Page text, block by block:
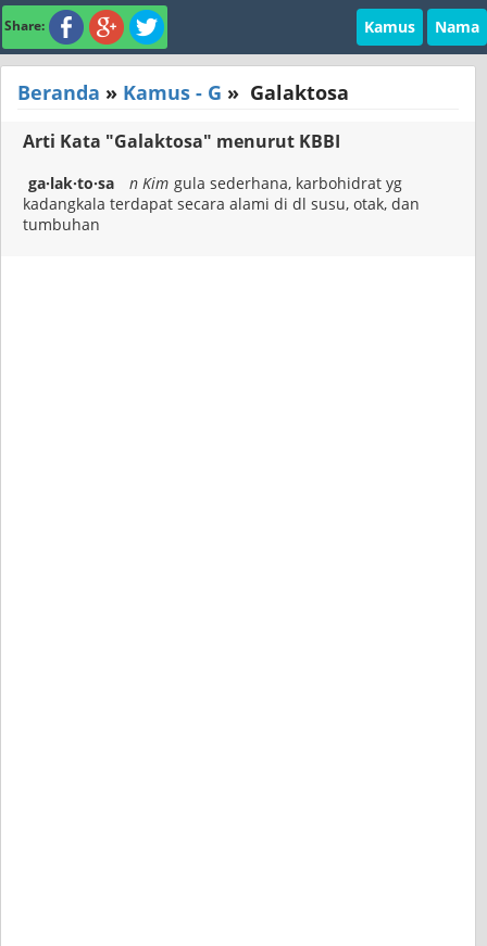
Share: Kamus Nama
Beranda » Kamus - G » Galaktosa
Arti Kata "Galaktosa" menurut KBBI
ga·lak·to·sa n Kim gula sederhana, karbohidrat yg
kadangkala terdapat secara alami di dl susu, otak, dan
tumbuhan